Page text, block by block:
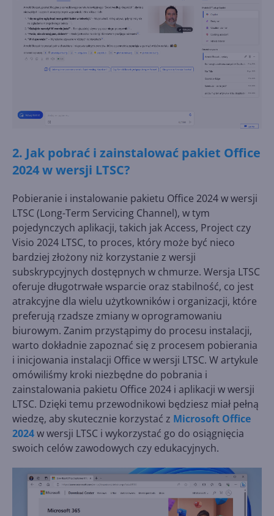
2. Jak pobrać i zainstalować pakiet Office
2024 w wersji LTSC?
Pobieranie i instalowanie pakietu Office 2024 w wersji
LTSC (Long-Term Servicing Channel), w tym
pojedynczych aplikacji, takich jak Access, Project czy
Visio 2024 LTSC, to proces, który może być nieco
bardziej złożony niż korzystanie z wersji
subskrypcyjnych dostępnych w chmurze. Wersja LTSC
oferuje długotrwałe wsparcie oraz stabilność, co jest
atrakcyjne dla wielu użytkowników i organizacji, które
preferują rzadsze zmiany w oprogramowaniu
biurowym. Zanim przystąpimy do procesu instalacji,
warto dokładnie zapoznać się z procesem pobierania
i inicjowania instalacji Office w wersji LTSC. W artykule
omówiliśmy kroki niezbędne do pobrania i
zainstalowania pakietu Office 2024 i aplikacji w wersji
LTSC. Dzięki temu przewodnikowi będziesz miał pełną
wiedzę, aby skutecznie korzystać z Microsoft Office
2024w wersji LTSC i wykorzystać go do osiągnięcia
swoich celów zawodowych czy edukacyjnych.